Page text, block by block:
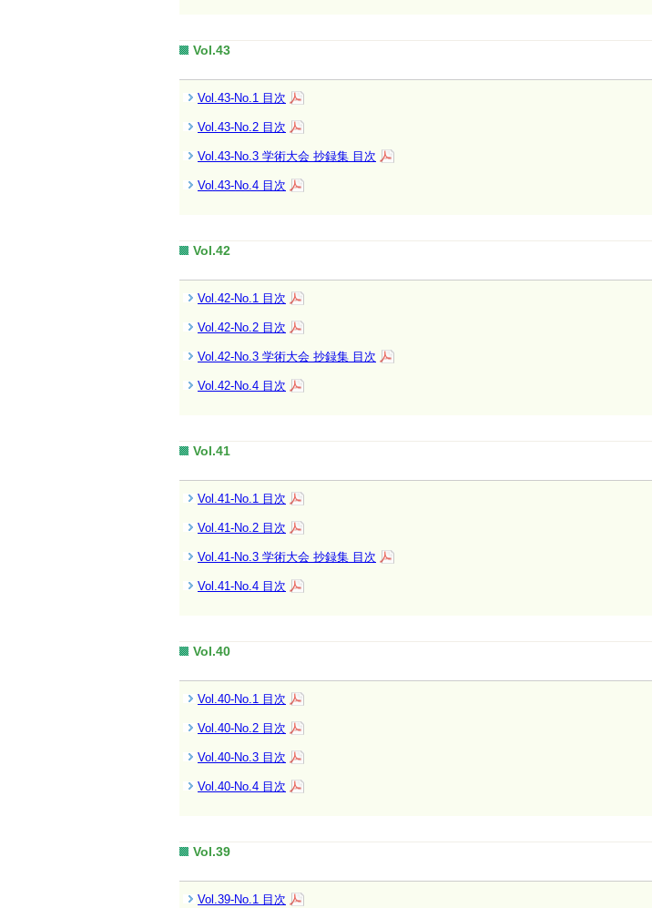
Vol.43
Vol.43-No.1 目次
Vol.43-No.2 目次
Vol.43-No.3 学術大会 抄録集 目次
Vol.43-No.4 目次
Vol.42
Vol.42-No.1 目次
Vol.42-No.2 目次
Vol.42-No.3 学術大会 抄録集 目次
Vol.42-No.4 目次
Vol.41
Vol.41-No.1 目次
Vol.41-No.2 目次
Vol.41-No.3 学術大会 抄録集 目次
Vol.41-No.4 目次
Vol.40
Vol.40-No.1 目次
Vol.40-No.2 目次
Vol.40-No.3 目次
Vol.40-No.4 目次
Vol.39
Vol.39-No.1 目次